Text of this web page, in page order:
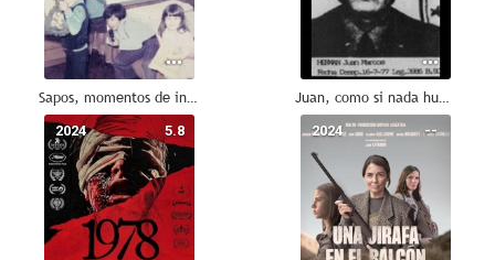
Sapos, momentos de infancia en dictadura Juan, como si nada hubiera sucedido
5.8
2024 --
2024